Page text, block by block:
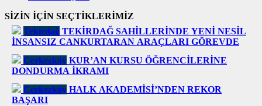
SİZİN İÇİN SEÇTİKLERİMİZ
Tekirdağ TEKİRDAĞ SAHİLLERİNDE YENİ NESİL
İNSANSIZ CANKURTARAN ARAÇLARI GÖREVDE
Çerkezköy KUR’AN KURSU ÖĞRENCİLERİNE
DONDURMA İKRAMI
Çerkezköy HALK AKADEMİSİ’NDEN REKOR
BAŞARI